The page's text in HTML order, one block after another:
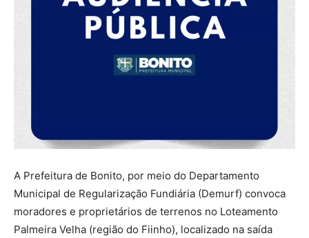
A Prefeitura de Bonito, por meio do Departamento
Municipal de Regularização Fundiária (Demurf) convoca
moradores e proprietários de terrenos no Loteamento
Palmeira Velha (região do Fiinho), localizado na saída